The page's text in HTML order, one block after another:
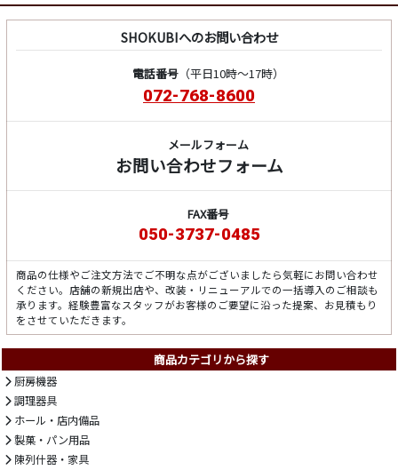
SHOKUBIへのお問い合わせ
電話番号（平日10時～17時）
072-768-8600
メールフォーム
お問い合わせフォーム
FAX番号
050-3737-0485
商品の仕様やご注文方法でご不明な点がございましたら気軽にお問い合わせ
ください。店舗の新規出店や、改装・リニューアルでの一括導入のご相談も
承ります。経験豊富なスタッフがお客様のご要望に沿った提案、お見積もり
をさせていただきます。
商品カテゴリから探す
厨房機器
調理器具
ホール・店内備品
製菓・パン用品
陳列什器・家具